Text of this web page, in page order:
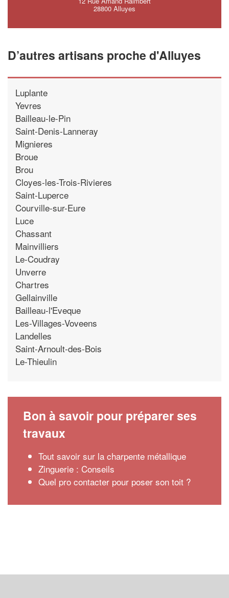
28800 Alluyes
D’autres artisans proche d'Alluyes
Luplante
Yevres
Bailleau-le-Pin
Saint-Denis-Lanneray
Mignieres
Broue
Brou
Cloyes-les-Trois-Rivieres
Saint-Luperce
Courville-sur-Eure
Luce
Chassant
Mainvilliers
Le-Coudray
Unverre
Chartres
Gellainville
Bailleau-l'Eveque
Les-Villages-Voveens
Landelles
Saint-Arnoult-des-Bois
Le-Thieulin
Bon à savoir pour préparer ses
travaux
Tout savoir sur la charpente métallique
Zinguerie : Conseils
Quel pro contacter pour poser son toit ?